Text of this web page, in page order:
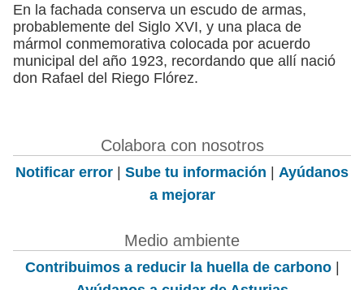
En la fachada conserva un escudo de armas,
probablemente del Siglo XVI, y una placa de
mármol conmemorativa colocada por acuerdo
municipal del año 1923, recordando que allí nació
don Rafael del Riego Flórez.
Colabora con nosotros
Notificar error | Sube tu información | Ayúdanos
a mejorar
Medio ambiente
Contribuimos a reducir la huella de carbono|